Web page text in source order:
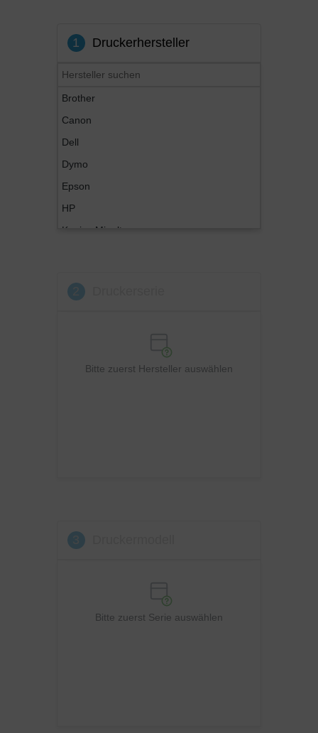
1 Druckerhersteller
Brother
Canon
Dell
Dymo
Epson
HP
Konica Minolta
OKI
Bitte zuerst Hersteller auswählen
Bitte zuerst Serie auswählen